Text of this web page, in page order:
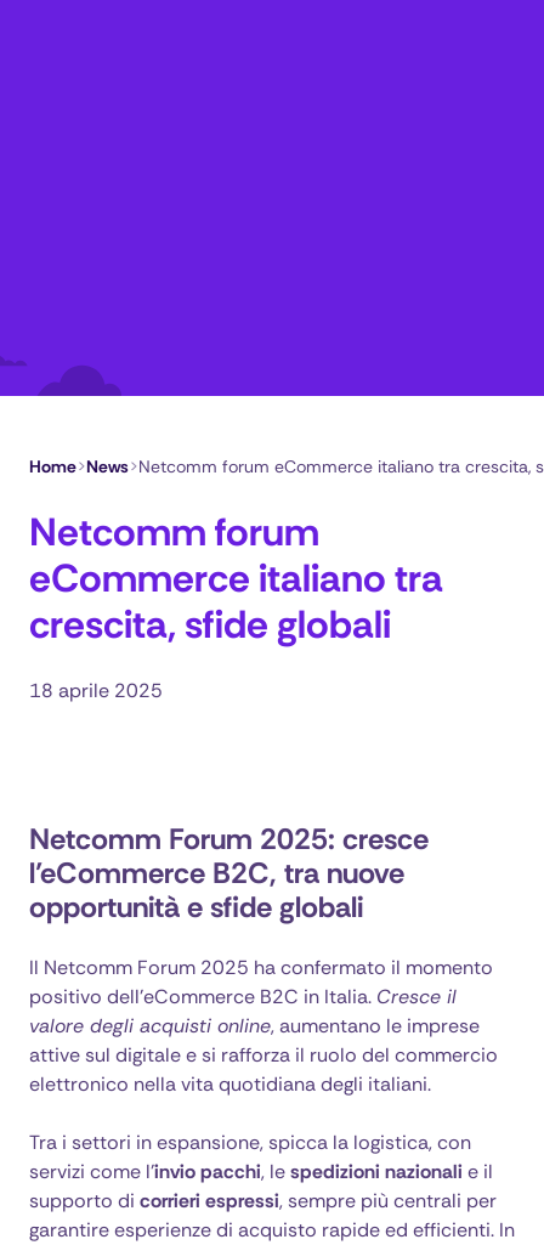
Home>News>Netcomm forum eCommerce italiano tra crescita,
Netcomm forum
eCommerce italiano tra
crescita, sfide globali
18 aprile 2025
Netcomm Forum 2025: cresce
l’eCommerce B2C, tra nuove
opportunità e sfide globali
Il Netcomm Forum 2025 ha confermato il momento
positivo dell’eCommerce B2C in Italia. Cresce il
valore degli acquisti online, aumentano le imprese
attive sul digitale e si rafforza il ruolo del commercio
elettronico nella vita quotidiana degli italiani.
Tra i settori in espansione, spicca la logistica, con
servizi come l’invio pacchi, lespedizioni nazionali e il
supporto di corrieri espressi, sempre più centrali per
garantire esperienze di acquisto rapide ed efficienti. In